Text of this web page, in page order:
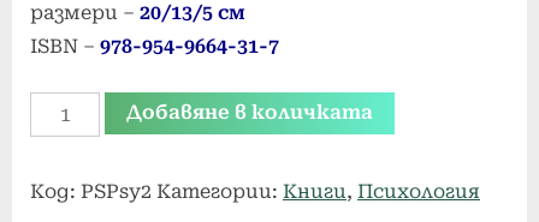
размери – 20/13/5 см
ISBN – 978-954-9664-31-7
количество
за
социална
Добавяне в количката
Код: PSPsy2 Категории: Книги, Психология